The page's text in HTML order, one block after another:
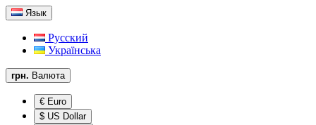
Язык
Русский
Українська
грн. Валюта
€ Euro
$ US Dollar